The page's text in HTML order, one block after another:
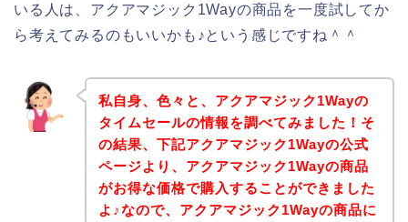
いる人は、アクアマジック1Wayの商品を一度試してか
ら考えてみるのもいいかも♪という感じですね＾＾
私自身、色々と、アクアマジック1Wayの
タイムセールの情報を調べてみました！そ
の結果、下記アクアマジック1Wayの公式
ページより、アクアマジック1Wayの商品
がお得な価格で購入することができました
よ♪なので、アクアマジック1Wayの商品に